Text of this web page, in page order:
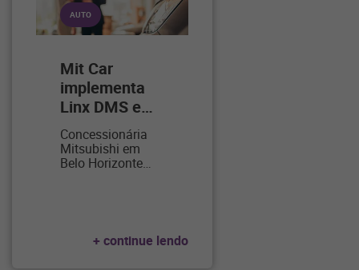
AUTO
Mit Car
implementa
Linx DMS e…
Concessionária
Mitsubishi em
Belo Horizonte…
+ continue lendo